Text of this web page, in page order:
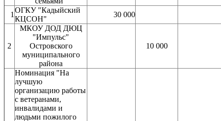
1
ОГКУ "Кадыйский
КЦСОН"
30 000
2
МКОУ ДОД ДЮЦ
"Импульс"
Островского
муниципального
района
10 000
Номинация "На
лучшую
организацию работы
с ветеранами,
инвалидами и
людьми пожилого